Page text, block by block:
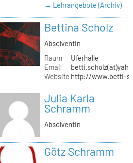
→ Lehrangebote (Archiv)
Bettina Scholz
Absolventin
Raum
Uferhalle
Email
Website http://www.betti-
Julia Karla
Schramm
Absolventin
Götz Schramm